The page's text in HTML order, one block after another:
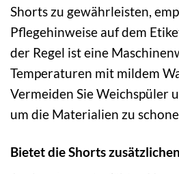
Shorts zu gewährleisten,
Pflegehinweise auf dem
der Regel ist eine
Temperaturen mit mildem
Vermeiden Sie Weichspüler
um die Materialien zu
Bietet die Shorts